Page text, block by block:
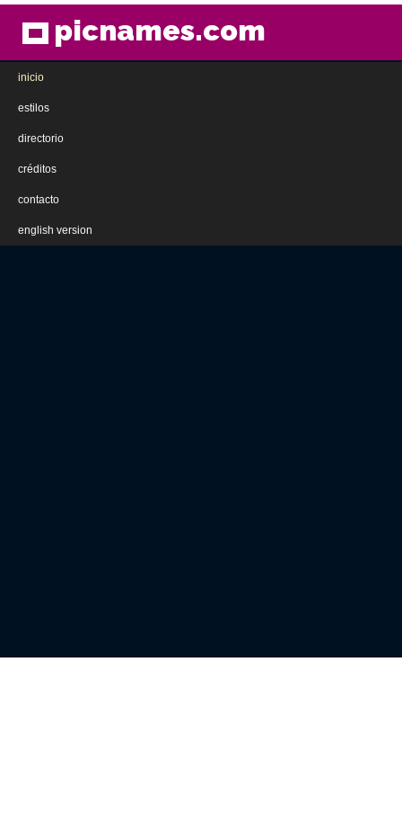
picnames.com
inicio
estilos
directorio
créditos
contacto
english version